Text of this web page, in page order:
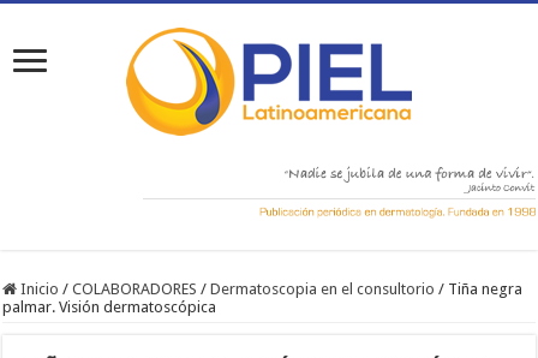
Inicio / COLABORADORES / Dermatoscopia en el consultorio / Tiña negra
palmar. Visión dermatoscópica